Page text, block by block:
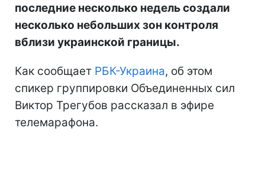
последние несколько недель создали
несколько небольших зон контроля
вблизи украинской границы.
Как сообщает РБК-Украина, об этом
спикер группировки Объединенных сил
Виктор Трегубов рассказал в эфире
телемарафона.